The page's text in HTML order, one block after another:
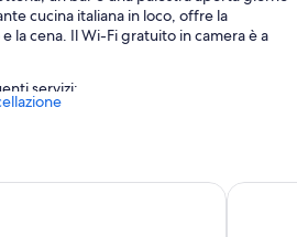
cucina italiana in loco, offre la
la cena. Il Wi-Fi gratuito in camera è a
servizi:
un parcheggio per biciclette e unClayton